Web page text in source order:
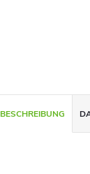
BESCHREIBUNG